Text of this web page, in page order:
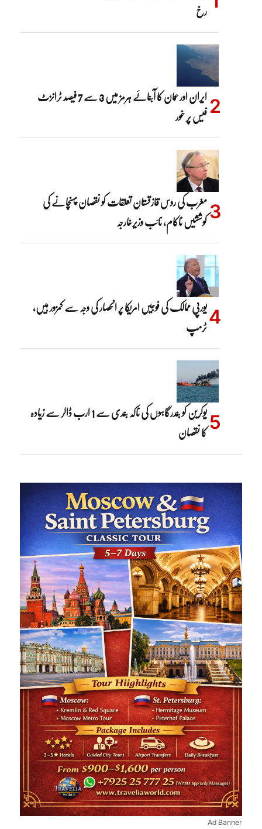
رخ
ایران اور عمان کا آبنائے ہرمز میں 3 سے 7 فیصد ٹرانزٹ
فیس پر غور
مغرب کی روس قازقستان تعلقات کو نقصان پہنچانے کی
کوششیں ناکام، نائب وزیرخارجہ
یورپی ممالک کی فوجیں امریکا پر انحصار کی وجہ سے کمزور ہیں،
ٹرمپ
یوکرین کو بندرگاہوں کی ناکہ بندی سے 1 ارب ڈالر سے زیادہ
کا نقصان
Ad Banner